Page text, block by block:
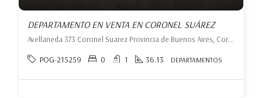
DEPARTAMENTO EN VENTA EN CORONEL SUÁREZ
Avellaneda 373 Coronel Suarez Provincia de Buenos Aires, Coronel Suárez, Coronel Suárez
POG-215259 0 1 36.13 DEPARTAMENTOS